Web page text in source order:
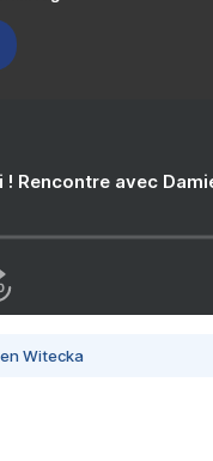
Rencontre avec
Witecka